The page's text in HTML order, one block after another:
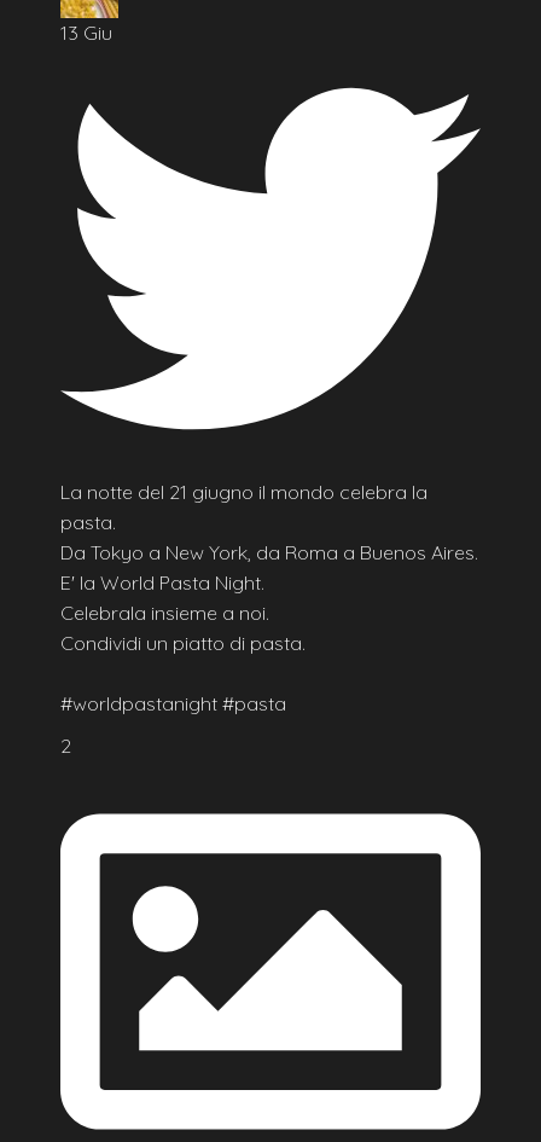
13 Giu
La notte del 21 giugno il mondo celebra la
pasta.
Da Tokyo a New York, da Roma a Buenos Aires.
E' la World Pasta Night.
Celebrala insieme a noi.
Condividi un piatto di pasta.
#worldpastanight #pasta
2